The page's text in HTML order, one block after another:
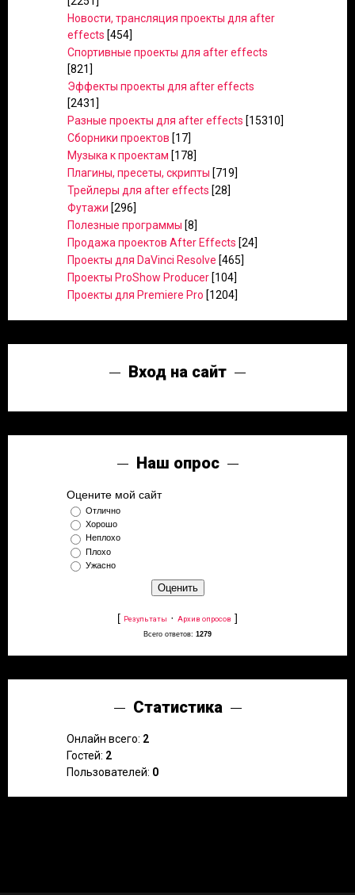
Новости, трансляция проекты для after
effects [454]
Спортивные проекты для after effects
[821]
Эффекты проекты для after effects
[2431]
Разные проекты для after effects [15310]
Сборники проектов [17]
Музыка к проектам [178]
Плагины, пресеты, скрипты [719]
Трейлеры для after effects [28]
Футажи [296]
Полезные программы [8]
Продажа проектов After Effects [24]
Проекты для DaVinci Resolve [465]
Проекты ProShow Producer [104]
Проекты для Premiere Pro [1204]
Вход на сайт
Наш опрос
Оцените мой сайт
Отлично
Хорошо
Неплохо
Плохо
Ужасно
[ Результаты · Архив опросов ]
Всего ответов: 1279
Статистика
Онлайн всего: 2
Гостей: 2
Пользователей: 0